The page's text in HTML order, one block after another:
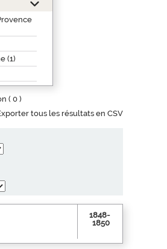
(1)
( 0 )
tous les résultats en CSV
1848-
1850